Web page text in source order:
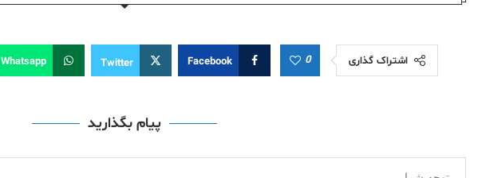
اشتراک گذاری 0
Facebook
Twitter
Whatsapp
پیام بگذارید